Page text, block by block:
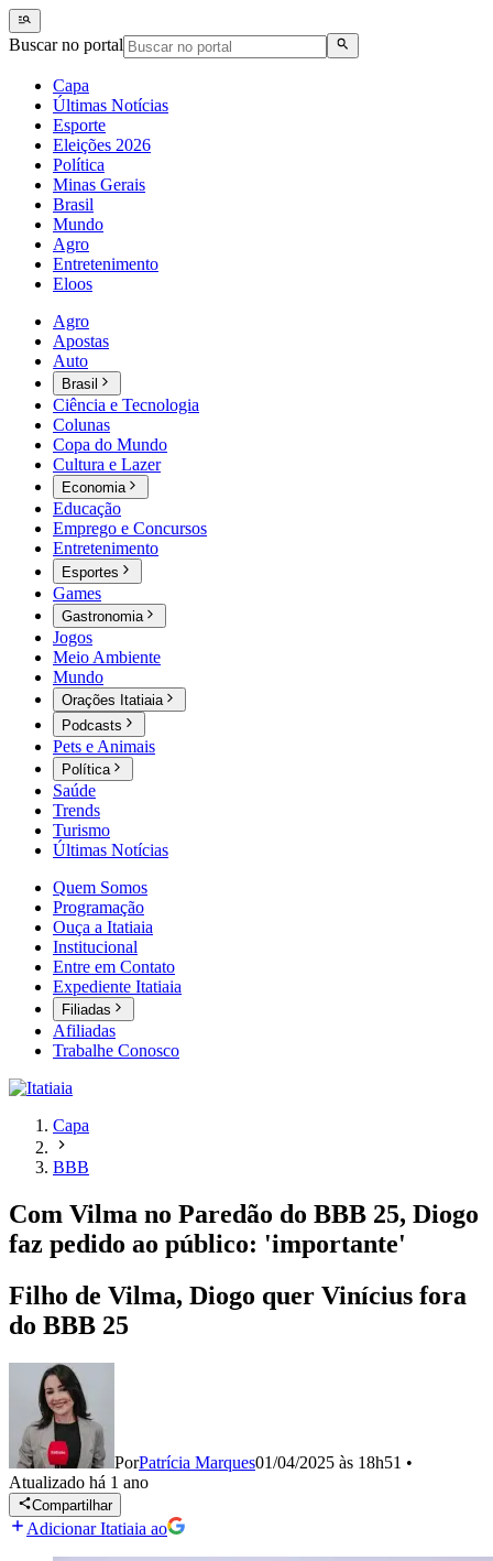
Buscar no portal
Capa
Últimas Notícias
Esporte
Eleições 2026
Política
Minas Gerais
Brasil
Mundo
Agro
Entretenimento
Eloos
Agro
Apostas
Auto
Brasil
Ciência e Tecnologia
Colunas
Copa do Mundo
Cultura e Lazer
Economia
Educação
Emprego e Concursos
Entretenimento
Esportes
Games
Gastronomia
Jogos
Meio Ambiente
Mundo
Orações Itatiaia
Podcasts
Pets e Animais
Política
Saúde
Trends
Turismo
Últimas Notícias
Quem Somos
Programação
Ouça a Itatiaia
Institucional
Entre em Contato
Expediente Itatiaia
Filiadas
Afiliadas
Trabalhe Conosco
Capa
BBB
Com Vilma no Paredão do BBB 25, Diogo
faz pedido ao público: 'importante'
Filho de Vilma, Diogo quer Vinícius fora
do BBB 25
PorPatrícia Marques01/04/2025 às 18h51 •
Atualizado há 1 ano
Compartilhar
Adicionar Itatiaia ao